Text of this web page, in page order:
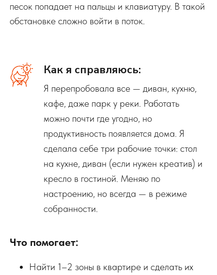
песок попадает на пальцы и клавиатуру. В такой
обстановке сложно войти в поток.
Как я справляюсь:
Я перепробовала все — диван, кухню,
кафе, даже парк у реки. Работать
можно почти где угодно, но
продуктивность появляется дома. Я
сделала себе три рабочие точки: стол
на кухне, диван (если нужен креатив) и
кресло в гостиной. Меняю по
настроению, но всегда — в режиме
собранности.
Что помогает:
Найти 1–2 зоны в квартире и сделать их